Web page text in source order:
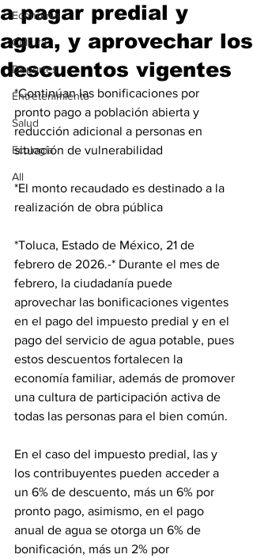
Economía
Cultura
Deportes
Entretenimiento
Salud
Ecología
All
a pagar predial y
agua, y aprovechar los
descuentos vigentes
*Continúan las bonificaciones por
pronto pago a población abierta y
reducción adicional a personas en
situación de vulnerabilidad
*El monto recaudado es destinado a la
realización de obra pública
*Toluca, Estado de México, 21 de
febrero de 2026.-* Durante el mes de
febrero, la ciudadanía puede
aprovechar las bonificaciones vigentes
en el pago del impuesto predial y en el
pago del servicio de agua potable, pues
estos descuentos fortalecen la
economía familiar, además de promover
una cultura de participación activa de
todas las personas para el bien común.
En el caso del impuesto predial, las y
los contribuyentes pueden acceder a
un 6% de descuento, más un 6% por
pronto pago, asimismo, en el pago
anual de agua se otorga un 6% de
bonificación, más un 2% por